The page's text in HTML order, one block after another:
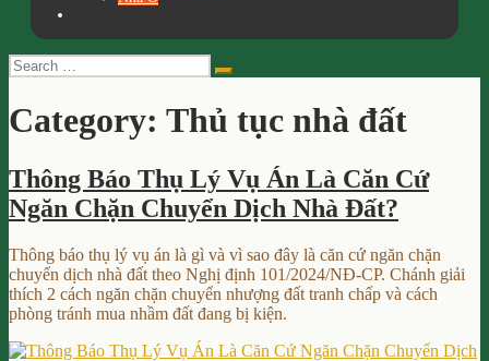
Search
for:
Search
Category: Thủ tục nhà đất
Thông Báo Thụ Lý Vụ Án Là Căn Cứ
Ngăn Chặn Chuyển Dịch Nhà Đất?
Thông báo thụ lý vụ án là gì và vì sao đây là căn cứ ngăn chặn
chuyển dịch nhà đất theo Nghị định 101/2024/NĐ-CP. Chánh giải
thích 2 cách ngăn chặn chuyển nhượng đất tranh chấp và cách
phòng tránh mua nhầm đất đang bị kiện.